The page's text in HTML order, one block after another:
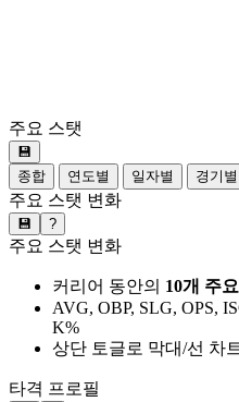
주요 스탯
💾
종합
연도별 일자별 경기별
주요 스탯 변화
💾 ?
주요 스탯 변화
커리어 동안의 10개 주
AVG, OBP, SLG, OPS,
K%
상단 토글로 막대/선 차
타격 프로필